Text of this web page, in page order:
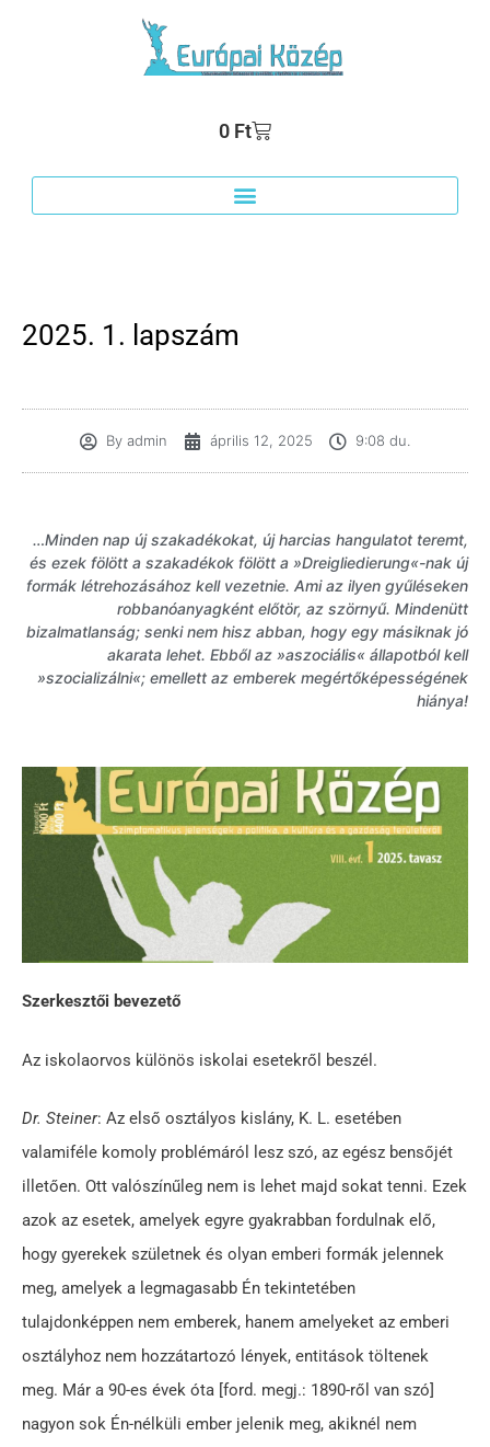
0 Ft
2025. 1. lapszám
By admin április 12, 2025 9:08 du.
…Minden nap új szakadékokat, új harcias hangulatot teremt,
és ezek fölött a szakadékok fölött a »Dreigliedierung«-nak új
formák létrehozásához kell vezetnie. Ami az ilyen gyűléseken
robbanóanyagként előtör, az szörnyű. Mindenütt
bizalmatlanság; senki nem hisz abban, hogy egy másiknak jó
akarata lehet. Ebből az »aszociális« állapotból kell
»szocializálni«; emellett az emberek megértőképességének
hiánya!
Szerkesztői bevezető
Az iskolaorvos különös iskolai esetekről beszél.
Dr. Steiner: Az első osztályos kislány, K. L. esetében
valamiféle komoly problémáról lesz szó, az egész bensőjét
illetően. Ott valószínűleg nem is lehet majd sokat tenni. Ezek
azok az esetek, amelyek egyre gyakrabban fordulnak elő,
hogy gyerekek születnek és olyan emberi formák jelennek
meg, amelyek a legmagasabb Én tekintetében
tulajdonképpen nem emberek, hanem amelyeket az emberi
osztályhoz nem hozzátartozó lények, entitások töltenek
meg. Már a 90-es évek óta [ford. megj.: 1890-ről van szó]
nagyon sok Én-nélküli ember jelenik meg, akiknél nem